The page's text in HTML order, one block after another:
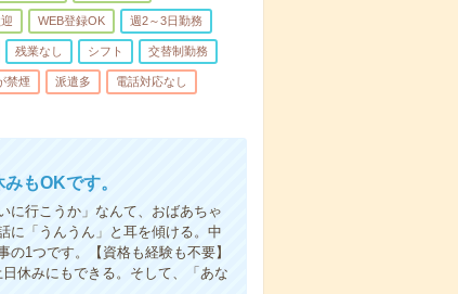
WEB登録OK 週2～3日勤務
残業なし シフト 交替制勤務
禁煙 派遣多 電話対応なし
もOKです。
に行こうか」なんて、おばあちゃ
に「うんうん」と耳を傾ける。中
1つです。【資格も経験も不要】
休みにもできる。そして、「あな